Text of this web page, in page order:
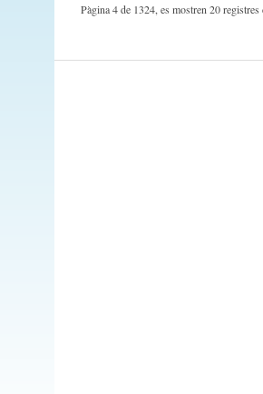
Pàgina 4 de 1324, es mostren 20